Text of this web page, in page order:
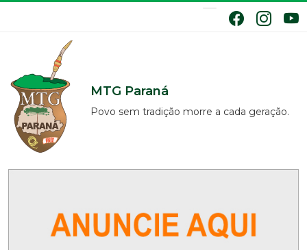
MTG Paraná
Povo sem tradição morre a cada geração.